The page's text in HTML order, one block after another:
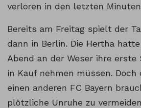
verloren in den letzten
Bereits am Freitag spielt der
dann in Berlin. Die Hertha
Abend an der Weser ihre erste
in Kauf nehmen müssen. Doch
einen anderen FC Bayern
plötzliche Unruhe zu